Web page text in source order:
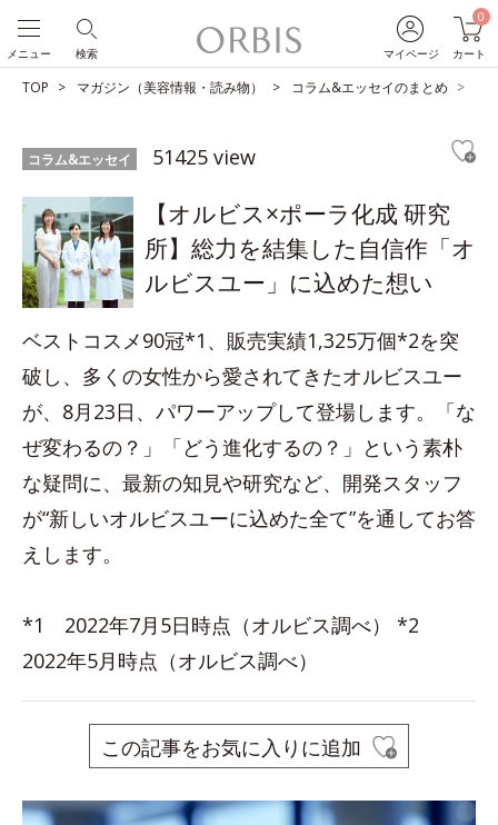
マイページ
0
カート
検索
メニュー
TOP マガジン（美容情報・読み物） コラム&エッセイのまとめ
コラム&エッセイ 51425 view
【オルビス×ポーラ化成 研究
所】総力を結集した自信作「オ
ルビスユー」に込めた想い
ベストコスメ90冠*1、販売実績1,325万個*2を突
破し、多くの女性から愛されてきたオルビスユー
が、8月23日、パワーアップして登場します。「な
ぜ変わるの？」「どう進化するの？」という素朴
な疑問に、最新の知見や研究など、開発スタッフ
が“新しいオルビスユーに込めた全て”を通してお答
えします。
*1 2022年7月5日時点（オルビス調べ） *2
2022年5月時点（オルビス調べ）
この記事をお気に入りに追加